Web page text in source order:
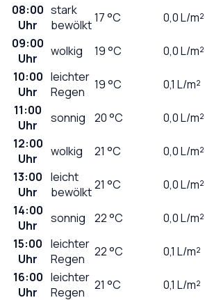
08:00
Uhr
stark
bewölkt17°C 0,0L/m²
09:00
Uhr
wolkig 19°C 0,0L/m²
10:00
Uhr
leichter
Regen
19°C 0,1 L/m²
11:00
Uhr
sonnig 20°C 0,0L/m²
12:00
Uhr
wolkig 21 °C 0,0L/m²
13:00
Uhr
leicht
bewölkt21 °C 0,0L/m²
14:00
Uhr
sonnig 22°C 0,0L/m²
15:00
Uhr
leichter
Regen
22°C 0,1 L/m²
16:00
Uhr
leichter
Regen
21 °C 0,1 L/m²